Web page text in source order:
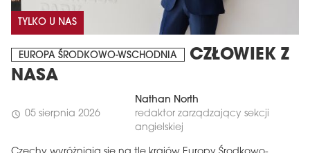
TYLKO U NAS
EUROPA ŚRODKOWO-WSCHODNIA
CZŁOWIEK Z
NASA
schedule 05 sierpnia 2026
Nathan North
redaktor zarządzający sekcji
angielskiej